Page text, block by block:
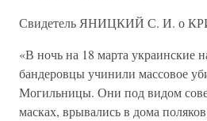
Свидетель ЯНИЦКИЙ С. И. о
«В ночь на 18 марта украинские
бандеровцы учинили массовое
Могильницы. Они под видом
масках, врывались в дома